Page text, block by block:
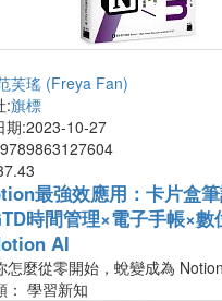
芙瑤 (Freya Fan)
:旗標
期:2023-10-27
最強效應用：卡片盒
時間管理×電子手帳×數
AI
怎麼從零開始，蛻變成為
： 學習新知